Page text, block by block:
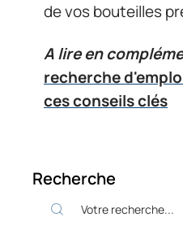
de vos bouteilles
A lire en
recherche
ces conseils clés
Recherche